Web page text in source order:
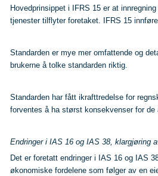
Hovedprinsippet i IFRS 15 er at
tjenester tilflyter foretaket. IFRS 15
Standarden er mye mer omfattende og
brukerne å tolke standarden riktig.
Standarden har fått ikrafttredelse for
forventes å ha størst konsekvenser for
Endringer i IAS 16 og IAS 38, klargjøring
Det er foretatt endringer i IAS 16 og IAS
økonomiske fordelene som følger av en